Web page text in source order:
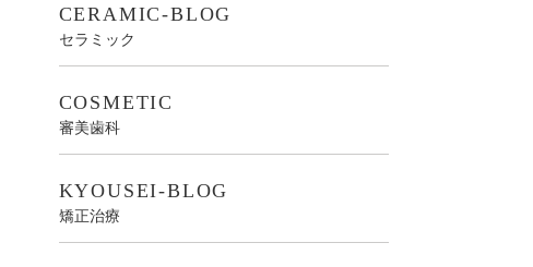
CERAMIC-BLOG
セラミック
COSMETIC
審美歯科
KYOUSEI-BLOG
矯正治療